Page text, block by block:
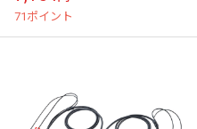
71ポイント